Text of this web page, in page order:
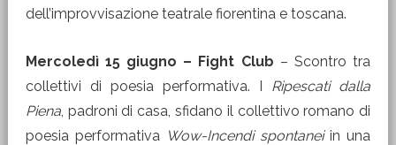
dell’improvvisazione teatrale fiorentina e toscana.
Mercoledì 15 giugno – Fight Club – Scontro tra
collettivi di poesia performativa. I Ripescati dalla
Piena, padroni di casa, sfidano il collettivo romano di
poesia performativa Wow-Incendi spontaneiin una